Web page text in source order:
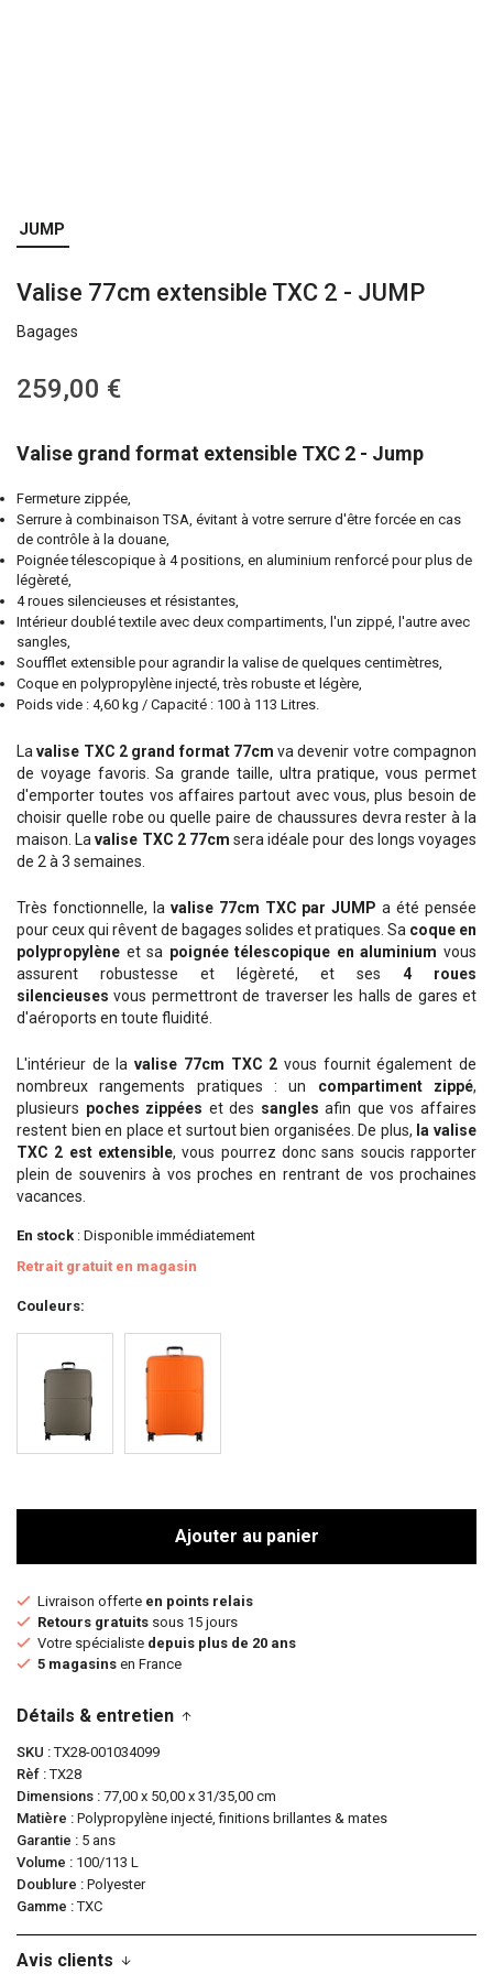
Skip
to
beginning
the
gallery
JUMP
Valise 77cm extensible TXC 2 - JUMP
Bagages
259,00 €
Valise grand format extensible TXC 2 - Jump
Fermeture zippée,
Serrure à combinaison TSA, évitant à votre serrure d'être forcée en cas
de contrôle à la douane,
Poignée télescopique à 4 positions, en aluminium renforcé pour plus de
légèreté,
4 roues silencieuses et résistantes,
Intérieur doublé textile avec deux compartiments, l'un zippé, l'autre avec
sangles,
Soufflet extensible pour agrandir la valise de quelques centimètres,
Coque en polypropylène injecté, très robuste et légère,
Poids vide : 4,60 kg / Capacité : 100 à 113 Litres.
Lavalise TXC 2 grand format 77cmva devenir votre compagnon
de voyage favoris. Sa grande taille, ultra pratique, vous permet
d'emporter toutes vos affaires partout avec vous, plus besoin de
choisir quelle robe ou quelle paire de chaussures devra rester à la
maison. Lavalise TXC 2 77cm sera idéale pour des longs voyages
de 2 à 3 semaines.
Très fonctionnelle, la valise 77cm TXC par JUMP a été pensée
pour ceux qui rêvent de bagages solides et pratiques. Sa coque en
polypropylène et sa poignée télescopique en aluminium vous
assurent robustesse et légèreté, et ses 4 roues
silencieuses vous permettront de traverser les halls de gares et
d'aéroports en toute fluidité.
L'intérieur de lavalise 77cm TXC 2 vous fournit également de
nombreux rangements pratiques : un compartiment zippé,
plusieurs poches zippées et des sangles afin que vos affaires
restent bien en place et surtout bien organisées. De plus, la valise
TXC 2 est extensible, vous pourrez donc sans soucis rapporter
plein de souvenirs à vos proches en rentrant de vos prochaines
vacances.
En stock : Disponible immédiatement
Retrait gratuit en magasin
Couleurs
Ajouter au panier
Livraison offerte en points relais
Retours gratuits sous 15 jours
Votre spécialiste depuis plus de 20 ans
5 magasins en France
Détails & entretien
SKU
TX28-001034099
Rèf TX28
Dimensions 77,00 x 50,00 x 31/35,00 cm
Matière
Polypropylène injecté, finitions brillantes & mates
Garantie
5 ans
Volume
100/113 L
Doublure
Polyester
Gamme
TXC
Avis clients